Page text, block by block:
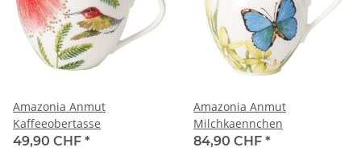
Amazonia Anmut
Kaffeeobertasse
49,90 CHF *
Amazonia Anmut
Milchkaennchen
84,90 CHF *